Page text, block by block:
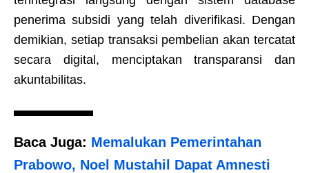
penerima subsidi yang telah diverifikasi. Dengan
demikian, setiap transaksi pembelian akan tercatat
secara digital, menciptakan transparansi dan
akuntabilitas.
Baca Juga: Memalukan Pemerintahan
Prabowo, Noel Mustahil Dapat Amnesti